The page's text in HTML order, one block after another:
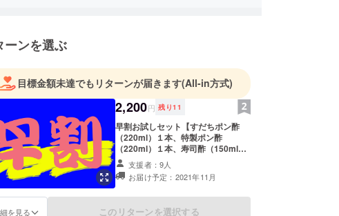
してはどうだろうと考え、試行錯誤を重ね、商品とし
ご家庭で、「寿司一休」の味をお楽しみ下さい。
包装食品製造業責任者：今井 良
ーンを選ぶ
目標金額未達でもリターンが届きます(All-in方式)
2,200円 残り11
早割お試しセット【すだちポン酢
（220ml）１本、特製ポン酢
（220ml）１本、寿司酢（150ml）
１本】 ※消費税、送料代込み。発送
はクール便でお送り致します
支援者：9人
お届け予定：2021年11月
を見る このリターンを選択する